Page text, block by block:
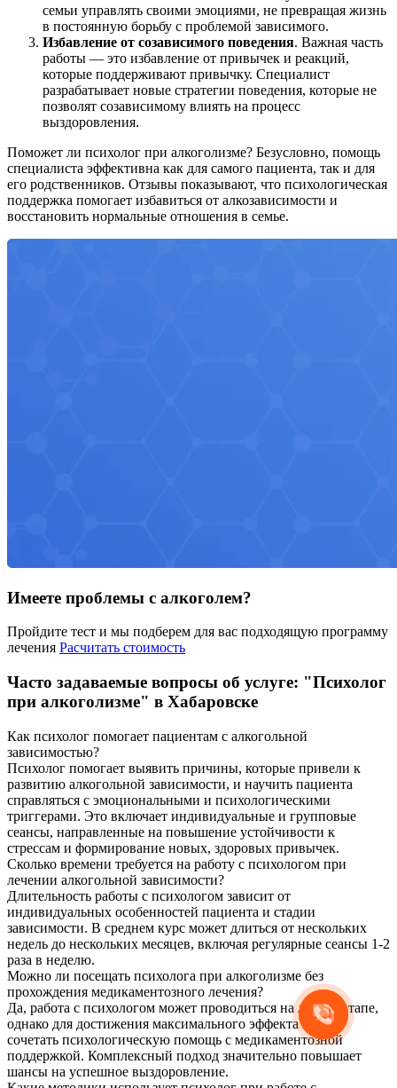
семьи управлять своими эмоциями, не превращая жизнь
в постоянную борьбу с проблемой зависимого.
Избавление от созависимого поведения. Важная часть
работы — это избавление от привычек и реакций,
которые поддерживают привычку. Специалист
разрабатывает новые стратегии поведения, которые не
позволят созависимому влиять на процесс
выздоровления.
Поможет ли психолог при алкоголизме? Безусловно, помощь
специалиста эффективна как для самого пациента, так и для
его родственников. Отзывы показывают, что психологическая
поддержка помогает избавиться от алкозависимости и
восстановить нормальные отношения в семье.
Имеете проблемы с алкоголем?
Пройдите тест и мы подберем для вас подходящую программу
лечения Расчитать стоимость
Часто задаваемые вопросы об услуге: "Психолог
при алкоголизме" в Хабаровске
Как психолог помогает пациентам с алкогольной
зависимостью?
Психолог помогает выявить причины, которые привели к
развитию алкогольной зависимости, и научить пациента
справляться с эмоциональными и психологическими
триггерами. Это включает индивидуальные и групповые
сеансы, направленные на повышение устойчивости к
стрессам и формирование новых, здоровых привычек.
Сколько времени требуется на работу с психологом при
лечении алкогольной зависимости?
Длительность работы с психологом зависит от
индивидуальных особенностей пациента и стадии
зависимости. В среднем курс может длиться от нескольких
недель до нескольких месяцев, включая регулярные сеансы 1-2
раза в неделю.
Можно ли посещать психолога при алкоголизме без
прохождения медикаментозного лечения?
Да, работа с психологом может проводиться на любом этапе,
однако для достижения максимального эффекта важно
сочетать психологическую помощь с медикаментозной
поддержкой. Комплексный подход значительно повышает
шансы на успешное выздоровление.